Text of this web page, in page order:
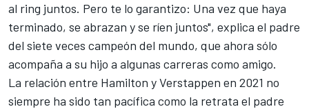
al ring juntos. Pero te lo garantizo: Una vez que haya
terminado, se abrazan y se ríen juntos", explica el padre
del siete veces campeón del mundo, que ahora sólo
acompaña a su hijo a algunas carreras como amigo.
La relación entre Hamilton yVerstappen en 2021 no
siempre ha sido tan pacífica como la retrata el padre